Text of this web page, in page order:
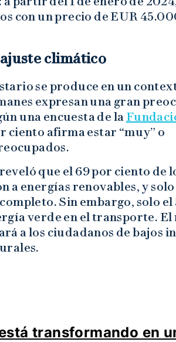
con un precio de EUR
climático
se produce en un
expresan una gran
una encuesta de la
ciento afirma estar “muy” o
que el 69 por ciento de
a energías renovables, y solo
Sin embargo, solo
verde en el transporte.
a los ciudadanos de bajos
transformando en